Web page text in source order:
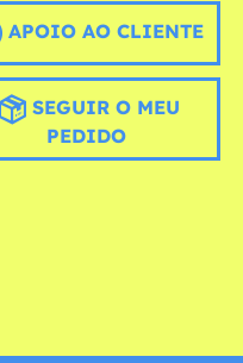
APOIO AO CLIENTE
SEGUIR O MEU
PEDIDO